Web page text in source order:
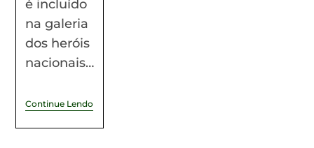
é incluído
na galeria
dos heróis
nacionais…
Continue Lendo